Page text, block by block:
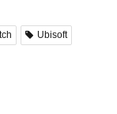
Ubisoft